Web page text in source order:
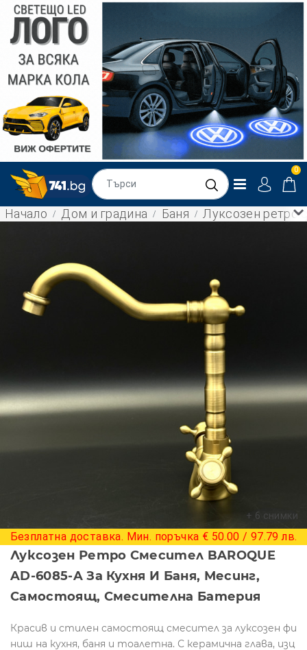
0
Начало Дом и градина Баня Луксозен ретро
+ 6 снимки
Безплатна доставка. Мин. поръчка € 50.00 / 97.79 лв.
Луксозен Ретро Смесител BAROQUE
AD-6085-A За Кухня И Баня, Месинг,
Самостоящ, Смесителна Батерия
Красив и стилен самостоящ смесител за луксозен фи
ниш на кухня, баня и тоалетна. С керамична глава, изц